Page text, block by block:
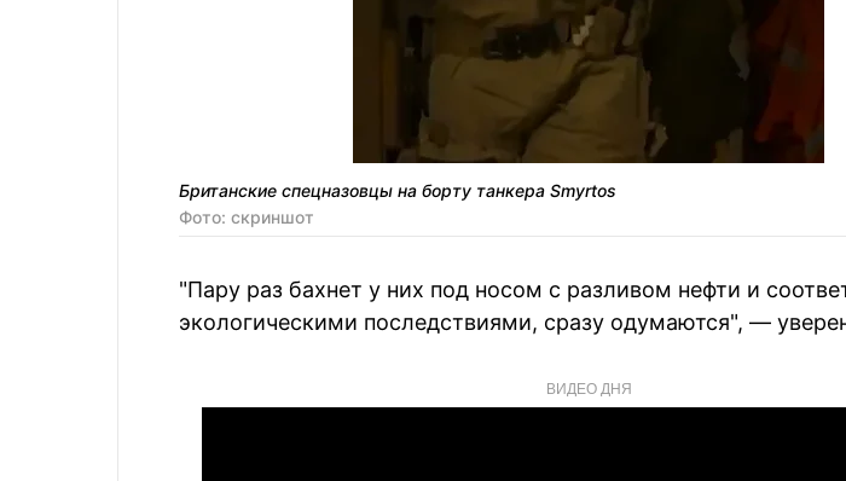
Британские спецназовцы на борту танкера Smyrtos
Фото: скриншот
"Пару раз бахнет у них под носом с разливом нефти и
экологическими последствиями, сразу одумаются", —
ВИДЕО ДНЯ